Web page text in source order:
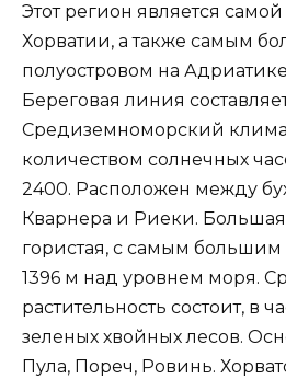
Этот регион является
Хорватии, а также самым
полуостровом на
Береговая линия
Средиземноморский
количеством солнечных
2400. Расположен между
Кварнера и Риеки. Большая
гористая, с самым
1396 м над уровнем моря.
растительность состоит, в
зеленых хвойных лесов.
Пула, Пореч, Ровинь.